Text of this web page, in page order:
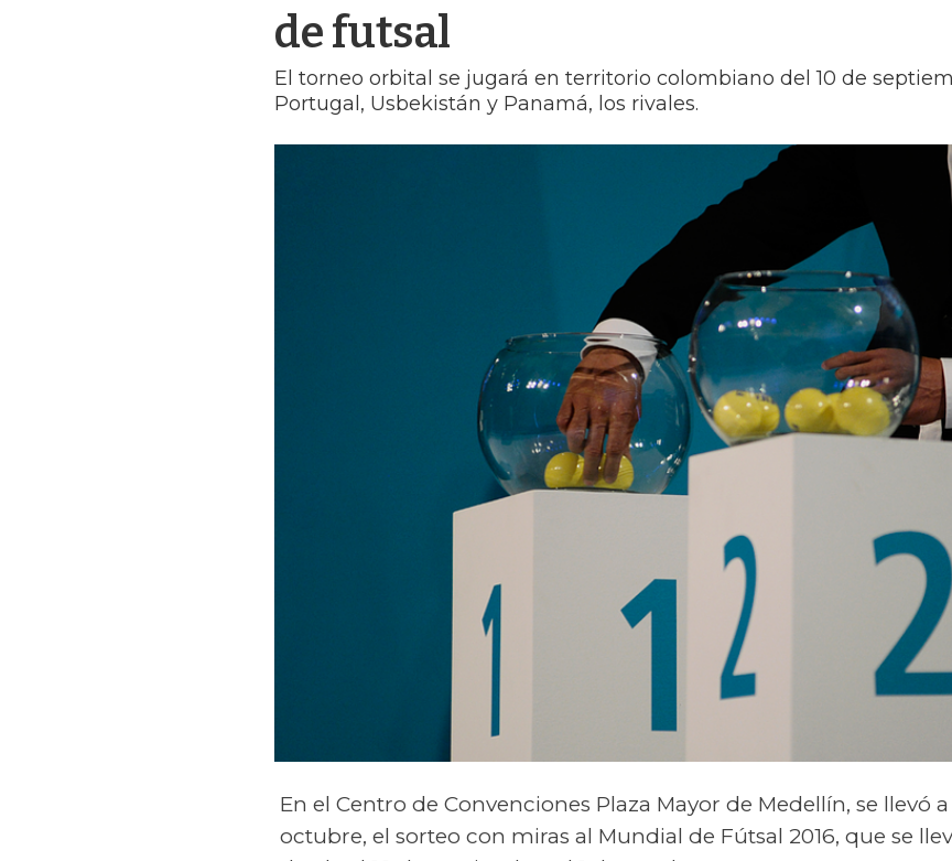
de futsal
El torneo orbital se jugará en territorio colombiano del 10 de
Portugal, Usbekistán y Panamá, los rivales.
En el Centro de Convenciones Plaza Mayor de Medellín, se llevó
octubre, el sorteo con miras al Mundial de Fútsal 2016, que se